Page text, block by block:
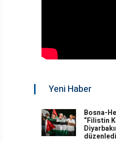
Yeni Haber
Bosna-
“Filistin
düzenledi